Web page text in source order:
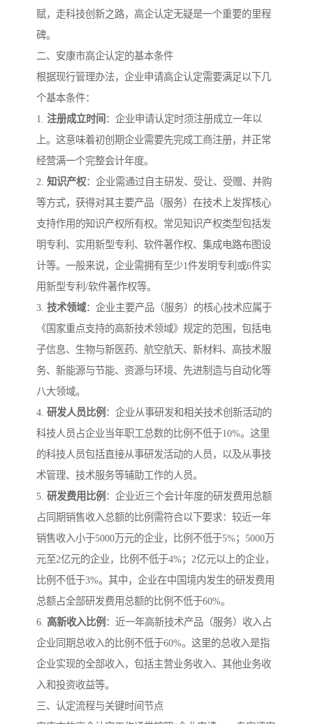
赋，走科技创新之路，高企认定无疑是一个重要的里程
碑。
二、安康市高企认定的基本条件
根据现行管理办法，企业申请高企认定需要满足以下几
个基本条件：
1. 注册成立时间 ：企业申请认定时须注册成立一年以
上。这意味着初创期企业需要先完成工商注册，并正常
经营满一个完整会计年度。
2. 知识产权：企业需通过自主研发、受让、受赠、并购
等方式，获得对其主要产品（服务）在技术上发挥核心
支持作用的知识产权所有权。常见知识产权类型包括发
明专利、实用新型专利、软件著作权、集成电路布图设
计等。一般来说，企业需拥有至少1件发明专利或6件实
用新型专利/软件著作权等。
3. 技术领域：企业主要产品（服务）的核心技术应属于
《国家重点支持的高新技术领域》规定的范围，包括电
子信息、生物与新医药、航空航天、新材料、高技术服
务、新能源与节能、资源与环境、先进制造与自动化等
八大领域。
4. 研发人员比例 ：企业从事研发和相关技术创新活动的
科技人员占企业当年职工总数的比例不低于10%。这里
的科技人员包括直接从事研发活动的人员，以及从事技
术管理、技术服务等辅助工作的人员。
5. 研发费用比例 ：企业近三个会计年度的研发费用总额
占同期销售收入总额的比例需符合以下要求：较近一年
销售收入小于5000万元的企业，比例不低于5%；5000万
元至2亿元的企业，比例不低于4%；2亿元以上的企业，
比例不低于3%。其中，企业在中国境内发生的研发费用
总额占全部研发费用总额的比例不低于60%。
6. 高新收入比例 ：近一年高新技术产品（服务）收入占
企业同期总收入的比例不低于60%。这里的总收入是指
企业实现的全部收入，包括主营业务收入、其他业务收
入和投资收益等。
三、认定流程与关键时间节点